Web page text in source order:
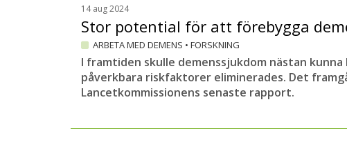
14 aug 2024
Stor potential för att förebygga
ARBETA MED DEMENS • FORSKNING
I framtiden skulle demenssjukdom nästan kunna
påverkbara riskfaktorer eliminerades. Det
Lancetkommissionens senaste rapport.